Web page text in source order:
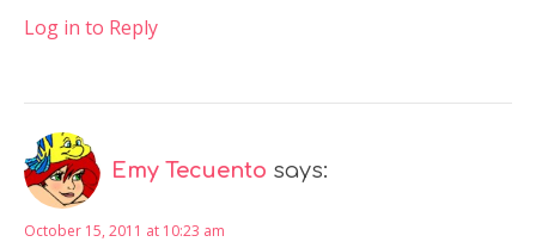
Log in to Reply
Emy Tecuento says:
October 15, 2011 at 10:23 am